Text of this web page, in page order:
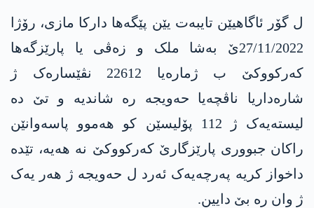
ل گۆر ئاگاهیێن تایبەت یێن پێگەها دارکا مازی، رۆژا
27/11/2022ێ بەشا ملک و زەڤی یا پارێزگەھا
کەرکووکێ ب ژمارەیا 22612 نڤێسارەک ژ
شارەداریا ناڤچەیا حەویجە رە شاندیە و تێ دە
لیستەیەک ژ 112 پۆلیسێن کو ھەموو پاسەوانێن
راکان جبووری پارێزگارێ کەرکووکێ نە هەیە، تێدە
داخواز کریە پەرچەیەک ئەرد ل حەویجە ژ هەر یەک
ژ وان رە بێ دایین.